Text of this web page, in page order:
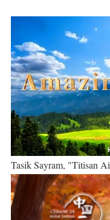
Tasik Sayram, "Titisan